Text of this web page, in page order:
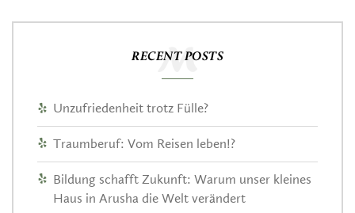
RECENT POSTS
Unzufriedenheit trotz Fülle?
Traumberuf: Vom Reisen leben!?
Bildung schafft Zukunft: Warum unser kleines
Haus in Arusha die Welt verändert